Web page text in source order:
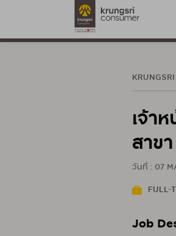
เจ้า
สาข
วันที่ : 07
FULL-
Job